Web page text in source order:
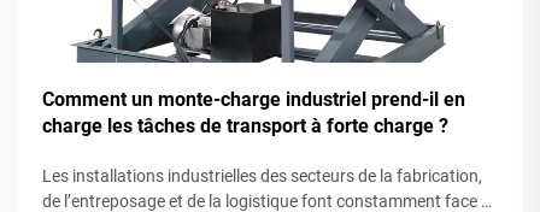
Comment un monte-charge industriel prend-il en
charge les tâches de transport à forte charge ?
Les installations industrielles des secteurs de la fabrication,
de l’entreposage et de la logistique font constamment face à